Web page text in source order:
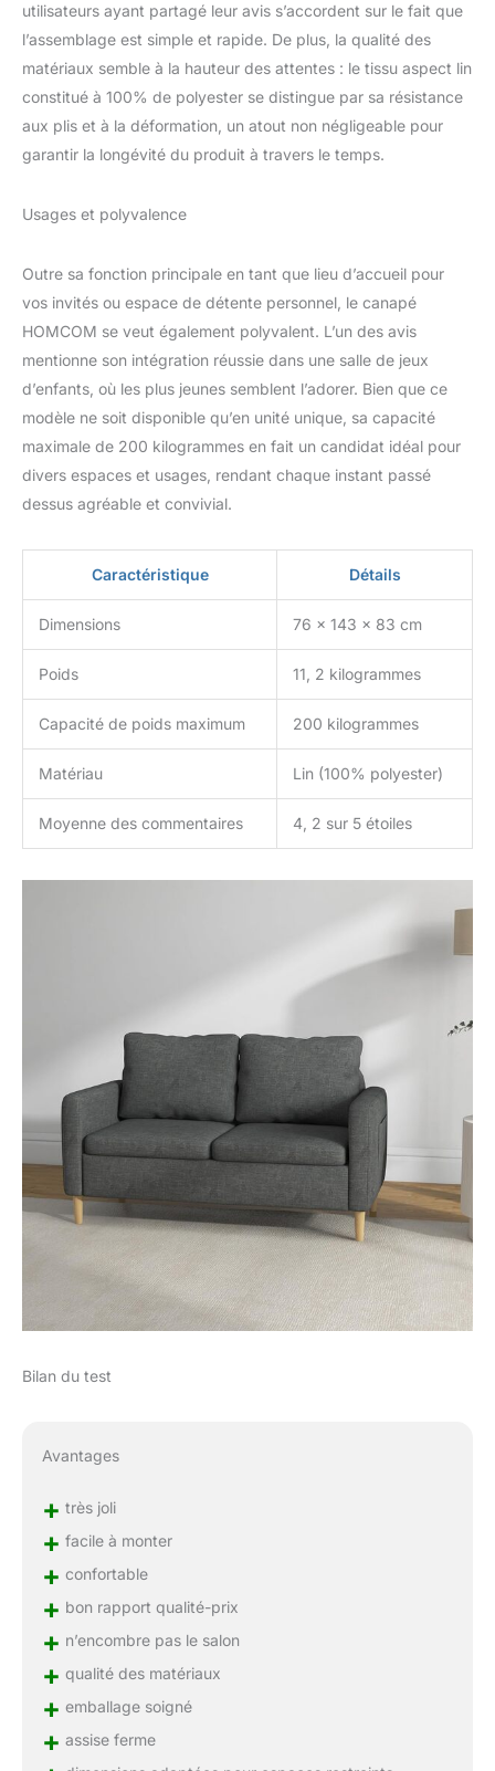
SPÉCIFICATIONS :
Dimensions totales :
Dimensions de l'assise :
127L x 50l x 46H cm.
Charge max.
recommandée : 200 kg.
utilisateurs ayant partagé leur avis s’accordent sur le fait que
l’assemblage est simple et rapide. De plus, la qualité des
matériaux semble à la hauteur des attentes : le tissu aspect lin
constitué à 100% de polyester se distingue par sa résistance
aux plis et à la déformation, un atout non négligeable pour
garantir la longévité du produit à travers le temps.
Usages et polyvalence
Outre sa fonction principale en tant que lieu d’accueil pour
vos invités ou espace de détente personnel, le canapé
HOMCOM se veut également polyvalent. L’un des avis
mentionne son intégration réussie dans une salle de jeux
d’enfants, où les plus jeunes semblent l’adorer. Bien que ce
modèle ne soit disponible qu’en unité unique, sa capacité
maximale de 200 kilogrammes en fait un candidat idéal pour
divers espaces et usages, rendant chaque instant passé
dessus agréable et convivial.
Caractéristique Détails
Dimensions 76 x 143 x 83 cm
Poids 11, 2 kilogrammes
Capacité de poids maximum 200 kilogrammes
Matériau Lin (100% polyester)
Moyenne des commentaires 4, 2 sur 5 étoiles
Bilan du test
Avantages
+ très joli
+ facile à monter
+ confortable
+ bon rapport qualité-prix
+ n’encombre pas le salon
+ qualité des matériaux
+ emballage soigné
+ assise ferme